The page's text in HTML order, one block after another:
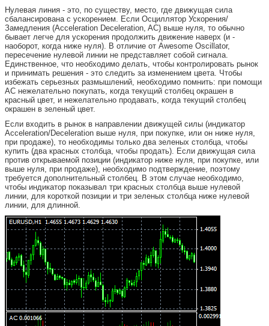
Нулевая линия - это, по существу, место, где движущая сила
сбалансирована с ускорением. Если Осциллятор Ускорения/
Замедления (Acceleration Deceleration, AC) выше нуля, то обычно
бывает легче для ускорения продолжить движение наверх (и -
наоборот, когда ниже нуля). В отличие от Аwesome Оscillator,
пересечение нулевой линии не представляет собой сигнала.
Единственное, что необходимо делать, чтобы контролировать рынок
и принимать решения - это следить за изменением цвета. Чтобы
избежать серьезных размышлений, необходимо помнить: при помощи
АС нежелательно покупать, когда текущий столбец окрашен в
красный цвет, и нежелательно продавать, когда текущий столбец
окрашен в зеленый цвет.
Если входить в рынок в направлении движущей силы (индикатор
Acceleration/Deceleration выше нуля, при покупке, или он ниже нуля,
при продаже), то необходимы только два зеленых столбца, чтобы
купить (два красных столбца, чтобы продать). Если движущая сила
против открываемой позиции (индикатор ниже нуля, при покупке, или
выше нуля, при продаже), необходимо подтверждение, поэтому
требуется дополнительный столбец. В этом случае необходимо,
чтобы индикатор показывал три красных столбца выше нулевой
линии, для короткой позиции и три зеленых столбца ниже нулевой
линии, для длинной.